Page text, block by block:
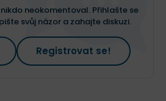
neokomentoval. Přihlašte se
svůj názor a zahajte diskuzi.
Registrovat se!